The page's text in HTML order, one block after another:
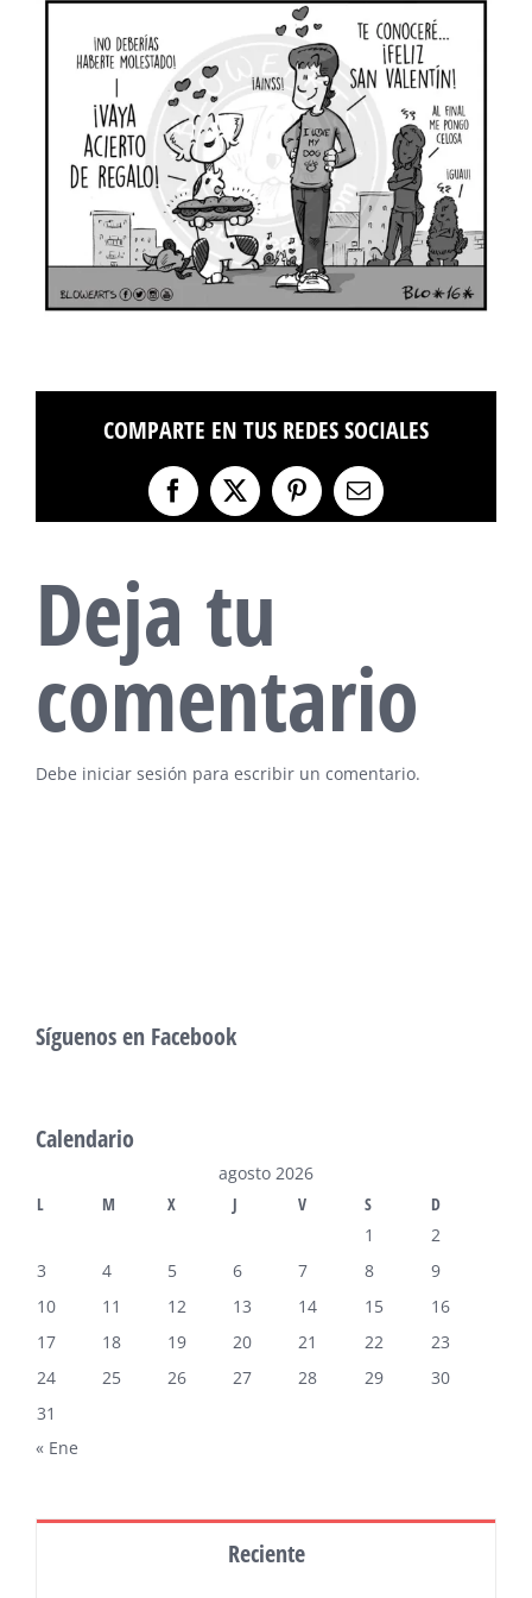
COMPARTE EN TUS REDES SOCIALES
Facebook
X PinterestCorreo
electrónico
Deja tu
comentario
Debe iniciar sesión para escribir un comentario.
Síguenos en Facebook
Calendario
agosto 2026
L
M X J V S
D
1
2
3
4 5 6 7 8
9
10
11 12 13 14 15
16
17
18 19 20 21 22
23
24
25 26 27 28 29
30
31
« Ene
Reciente